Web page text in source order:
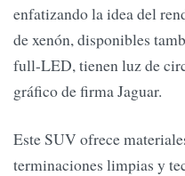
enfatizando la idea del
de xenón, disponibles
full-LED, tienen luz de
gráfico de firma Jaguar.
Este SUV ofrece
terminaciones limpias y